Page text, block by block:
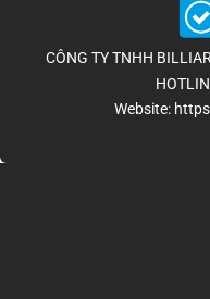
CÔNG TY TNHH
Website: